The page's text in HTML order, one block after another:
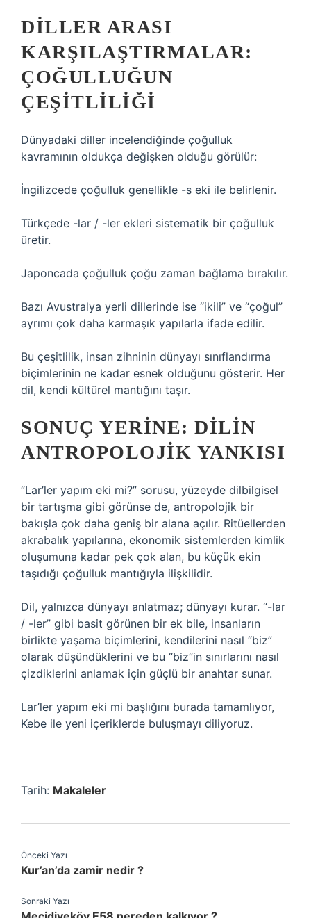
DILLER ARASI
KARŞILAŞTIRMALAR:
ÇOĞULLUĞUN
ÇEŞITLILIĞI
Dünyadaki diller incelendiğinde çoğulluk
kavramının oldukça değişken olduğu görülür:
İngilizcede çoğulluk genellikle -s eki ile belirlenir.
Türkçede -lar / -ler ekleri sistematik bir çoğulluk
üretir.
Japoncada çoğulluk çoğu zaman bağlama bırakılır.
Bazı Avustralya yerli dillerinde ise “ikili” ve “çoğul”
ayrımı çok daha karmaşık yapılarla ifade edilir.
Bu çeşitlilik, insan zihninin dünyayı sınıflandırma
biçimlerinin ne kadar esnek olduğunu gösterir. Her
dil, kendi kültürel mantığını taşır.
SONUÇ YERINE: DILIN
ANTROPOLOJIK YANKISI
“Lar’ler yapım eki mi?” sorusu, yüzeyde dilbilgisel
bir tartışma gibi görünse de, antropolojik bir
bakışla çok daha geniş bir alana açılır. Ritüellerden
akrabalık yapılarına, ekonomik sistemlerden kimlik
oluşumuna kadar pek çok alan, bu küçük ekin
taşıdığı çoğulluk mantığıyla ilişkilidir.
Dil, yalnızca dünyayı anlatmaz; dünyayı kurar. “-lar
/ -ler” gibi basit görünen bir ek bile, insanların
birlikte yaşama biçimlerini, kendilerini nasıl “biz”
olarak düşündüklerini ve bu “biz”in sınırlarını nasıl
çizdiklerini anlamak için güçlü bir anahtar sunar.
Lar’ler yapım eki mi başlığını burada tamamlıyor,
Kebe ile yeni içeriklerde buluşmayı diliyoruz.
Tarih: Makaleler
Önceki Yazı
Kur’an’da zamir nedir ?
Sonraki Yazı